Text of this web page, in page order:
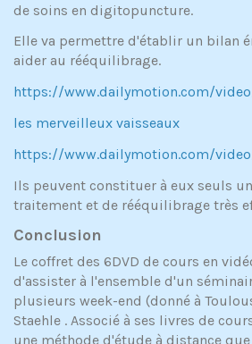
de soins en digitopuncture.
Elle va permettre d'établir un bilan
aider au rééquilibrage.
https://www.dailymotion.com/
les merveilleux vaisseaux
https://www.dailymotion.com/
Ils peuvent constituer à eux seuls
traitement et de rééquilibrage très
Conclusion
Le coffret des 6DVD de cours en
d'assister à l'ensemble d'un
plusieurs week-end (donné à
Staehle . Associé à ses livres de
une méthode d'étude à distance